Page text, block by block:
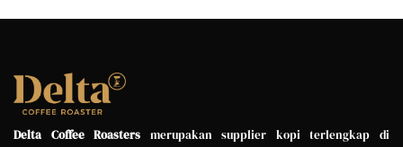
Delta Coffee Roasters merupakan supplier kopi terlengkap di